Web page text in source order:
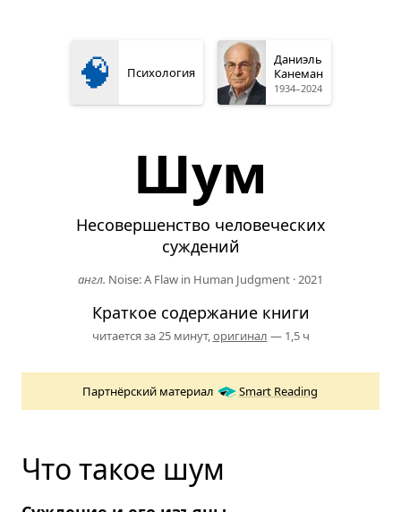
🧠 Психология
Даниэль
Канеман
1934–2024
Шум
Несовершенство человеческих
суждений
англ. Noise: A Flaw in Human Judgment ·2021
Краткое содержание книги
читается за 25 минут,оригинал — 1,5 ч
Партнёрский материал Smart Reading
Что такое шум